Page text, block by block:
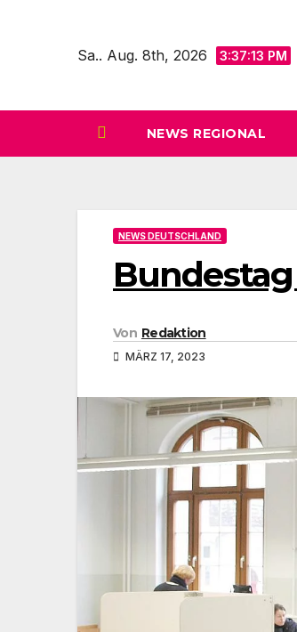
Sa.. Aug. 8th, 2026 3:37:15 PM
NEWS REGIONAL
NEWS DEUTSCHLAND
Von Redaktion
MÄRZ 17, 2023